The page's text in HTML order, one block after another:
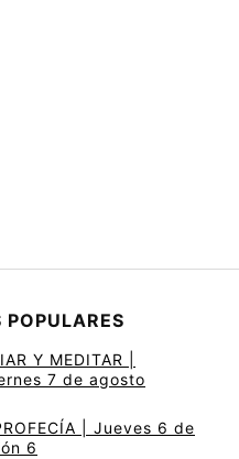
Y MEDITAR |
7 de agosto
| Jueves 6 de
6